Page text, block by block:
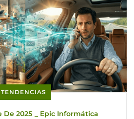
De 2025
Epic Informática